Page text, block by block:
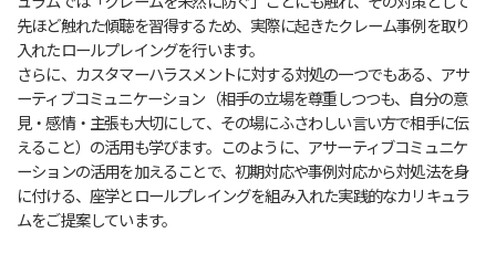
先ほど触れた傾聴を習得するため、実際に起きたクレーム事例を取り
入れたロールプレイングを行います。
さらに、カスタマーハラスメントに対する対処の一つでもある、アサ
ーティブコミュニケーション（相手の立場を尊重しつつも、自分の意
見・感情・主張も大切にして、その場にふさわしい言い方で相手に伝
えること）の活用も学びます。このように、アサーティブコミュニケ
ーションの活用を加えることで、初期対応や事例対応から対処法を身
に付ける、座学とロールプレイングを組み入れた実践的なカリキュラ
ムをご提案しています。